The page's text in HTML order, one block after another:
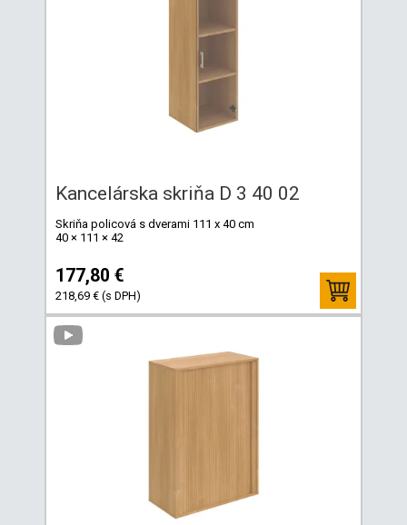
Kancelárska skriňa D 3 40 02
Skriňa policová s dverami 111 x 40 cm
40 × 111 × 42
177,80 €
218,69 € (s DPH)